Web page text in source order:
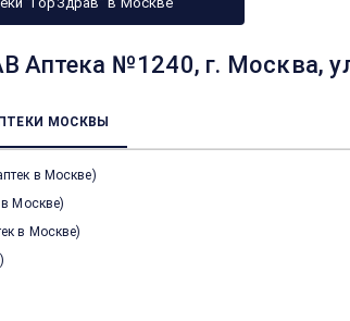
Аптека №1240, г. Москва,
МОСКВЫ
в Москве)
в Москве)
в Москве)
)